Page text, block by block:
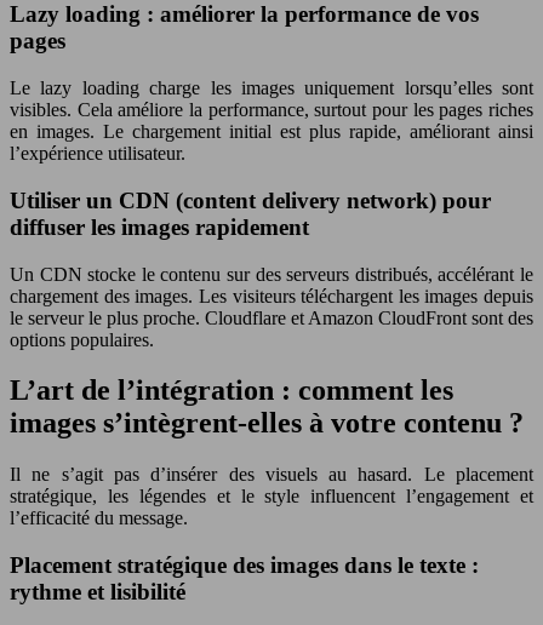
Lazy loading : améliorer la performance de vos
pages
Le lazy loading charge les images uniquement lorsqu’elles sont
visibles. Cela améliore la performance, surtout pour les pages riches
en images. Le chargement initial est plus rapide, améliorant ainsi
l’expérience utilisateur.
Utiliser un CDN (content delivery network) pour
diffuser les images rapidement
Un CDN stocke le contenu sur des serveurs distribués, accélérant le
chargement des images. Les visiteurs téléchargent les images depuis
le serveur le plus proche. Cloudflare et Amazon CloudFront sont des
options populaires.
L’art de l’intégration : comment les
images s’intègrent-elles à votre contenu ?
Il ne s’agit pas d’insérer des visuels au hasard. Le placement
stratégique, les légendes et le style influencent l’engagement et
l’efficacité du message.
Placement stratégique des images dans le texte :
rythme et lisibilité